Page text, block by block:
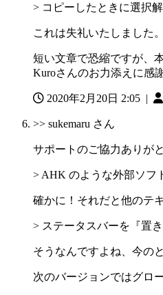
> コピーしたときに選択
これは失礼いたしました
短い文章で恐縮ですが、
Kuroさんのお力添えに感
2020年2月20日 2:05 |
>> sukemaru さん
サポートのご協力ありが
> AHK のような外部ソフ
確かに！それだと他のテ
> ステータスバーを『置
そうなんですよね、今の
次のバージョンではグロ